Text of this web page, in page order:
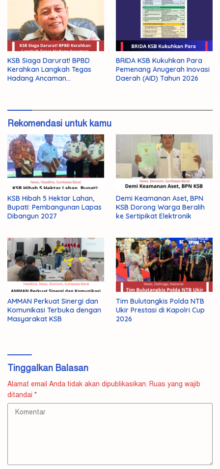
KSB Siaga Darurat! BPBD
Kerahkan Langkah Tegas
Hadang Ancaman
BRIDA KSB Kukuhkan Para
Pemenang Anugerah Inovasi
Daerah (AID) Tahun 2026
Rekomendasi untuk kamu
KSB Hibah 5 Hektar Lahan,
Bupati: Pembangunan Lapas
Dibangun 2027
Demi Keamanan Aset, BPN
KSB Dorong Warga Beralih
ke Sertipikat Elektronik
AMMAN Perkuat Sinergi dan
Komunikasi Terbuka dengan
Masyarakat KSB
Tim Bulutangkis Polda NTB
Ukir Prestasi di Kapolri Cup
2026
Tinggalkan Balasan
Alamat email Anda tidak akan dipublikasikan. Ruas yang wajib
ditandai *